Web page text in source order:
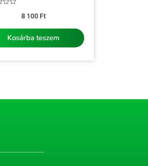
8 100 Ft
Kosárba teszem